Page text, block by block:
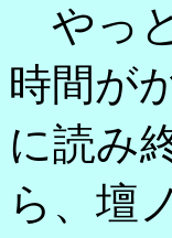
やっ
時間が
に読み
ら、壇